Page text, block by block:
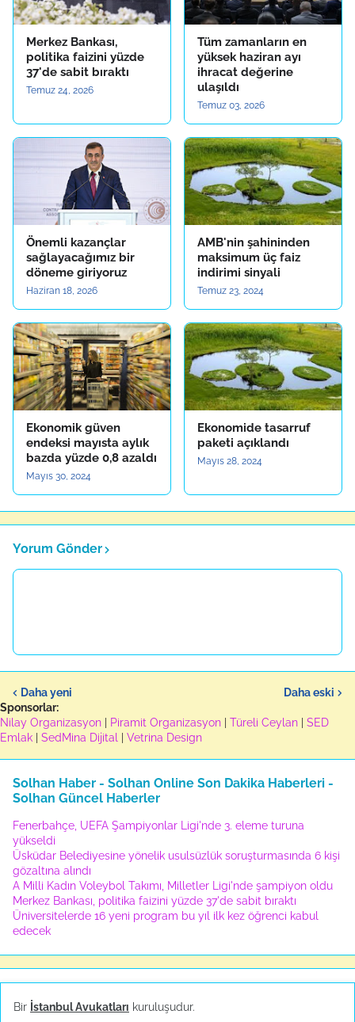
Merkez Bankası,
politika faizini yüzde
37'de sabit bıraktı
Temuz 24, 2026
Tüm zamanların en
yüksek haziran ayı
ihracat değerine
ulaşıldı
Temuz 03, 2026
Önemli kazançlar
sağlayacağımız bir
döneme giriyoruz
Haziran 18, 2026
AMB'nin şahininden
maksimum üç faiz
indirimi sinyali
Temuz 23, 2024
Ekonomik güven
endeksi mayısta aylık
bazda yüzde 0,8 azaldı
Mayıs 30, 2024
Ekonomide tasarruf
paketi açıklandı
Mayıs 28, 2024
Yorum Gönder
Daha yeni
Daha eski
Sponsorlar:
Nilay Organizasyon
Piramit Organizasyon Türeli Ceylan
SED
Emlak
SedMina Dijital Vetrina Design
Solhan Haber - Solhan Online Son Dakika Haberleri -
Solhan Güncel Haberler
Fenerbahçe, UEFA Şampiyonlar Ligi'nde 3. eleme turuna
yükseldi
Üsküdar Belediyesine yönelik usulsüzlük soruşturmasında 6 kişi
gözaltına alındı
A Milli Kadın Voleybol Takımı, Milletler Ligi'nde şampiyon oldu
Merkez Bankası, politika faizini yüzde 37'de sabit bıraktı
Üniversitelerde 16 yeni program bu yıl ilk kez öğrenci kabul
edecek
Bir İstanbul Avukatları kuruluşudur.